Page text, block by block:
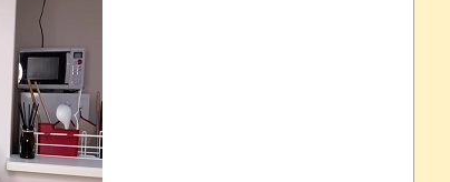
画で当時が懐かしい。
会社滅茶苦茶やろなぁ」
んでもない事になった